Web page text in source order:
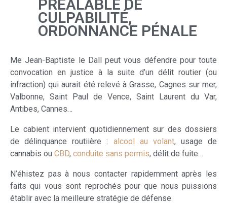
PRÉALABLE DE
CULPABILITÉ,
ORDONNANCE PÉNALE
Me Jean-Baptiste le Dall peut vous défendre pour toute
convocation en justice à la suite d’un délit routier (ou
infraction) qui aurait été relevé à Grasse, Cagnes sur mer,
Valbonne, Saint Paul de Vence, Saint Laurent du Var,
Antibes, Cannes…
Le cabient intervient quotidiennement sur des dossiers
de délinquance routiière : alcool au volant, usage de
cannabis ou CBD, conduite sans permis, délit de fuite…
N’éhistez pas à nous contacter rapidemment après les
faits qui vous sont reprochés pour que nous puissions
établir avec la meilleure stratégie de défense.